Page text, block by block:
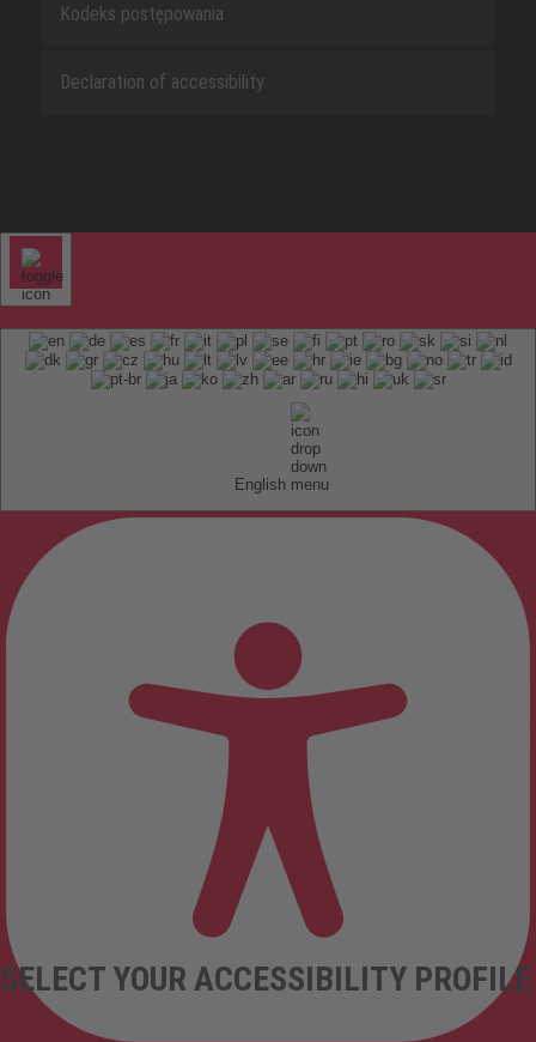
Kodeks postępowania
Declaration of accessibility
English
SELECT YOUR ACCESSIBILITY PROFILE